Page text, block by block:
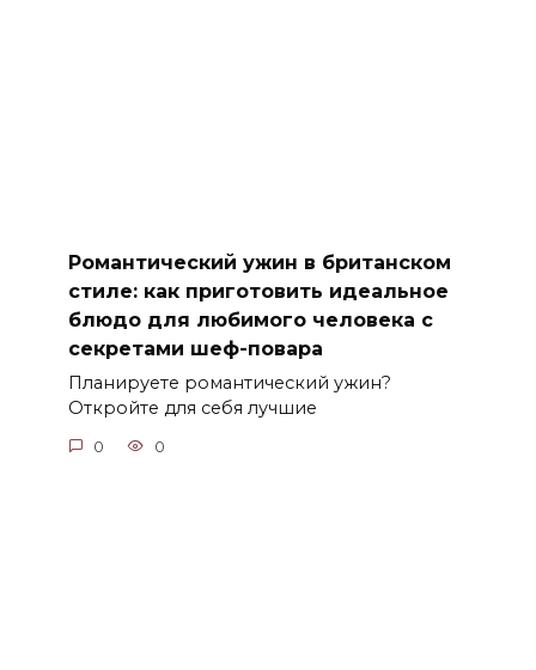
Романтический ужин в британском
стиле: как приготовить идеальное
блюдо для любимого человека с
секретами шеф-повара
Планируете романтический ужин?
Откройте для себя лучшие
0 0